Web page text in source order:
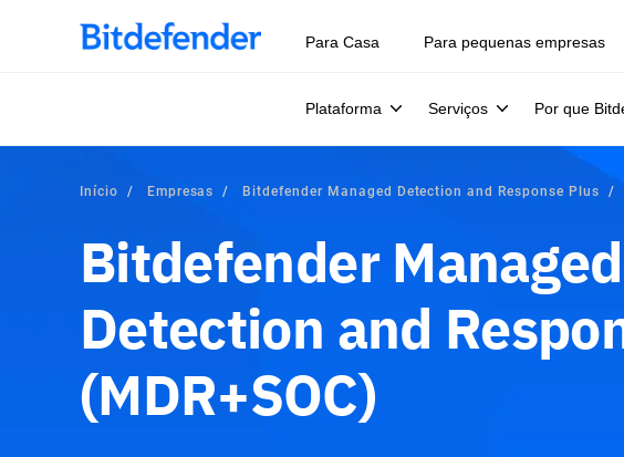
Para Casa Para pequenas empresas
Plataforma Serviços Por que
Início Empresas Bitdefender Managed Detection and Response Plus
Bitdefender Managed
Detection and
(MDR+SOC)